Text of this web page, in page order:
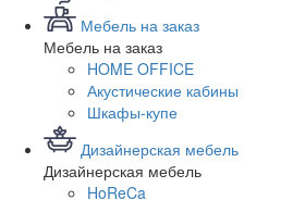
Мебель на заказ
Мебель на заказ
HOME OFFICE
Акустические кабины
Шкафы-купе
Дизайнерская мебель
Дизайнерская мебель
HoReCa